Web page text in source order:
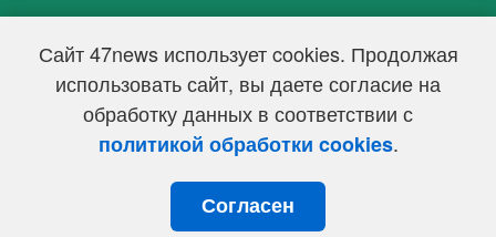
Сайт 47news использует cookies. Продолжая
использовать сайт, вы даете согласие на
обработку данных в соответствии с
политикой обработки cookies.
Согласен
47 новостей (47 news)2005 — 2026 г.
Свидетельство о регистрации СМИ Эл № ФС 77-39848, выдано
Федеральной службой по надзору в сфере связи,
информационных технологий и массовых коммуникаций